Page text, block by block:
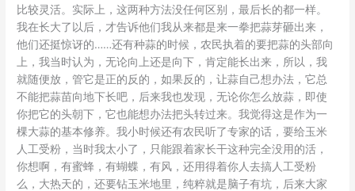
比较灵活。实际上，这两种方法没任何区别，最后长的都一样。
我在长大了以后，才告诉他们我从来都是来一拳把蒜芽砸出来，
他们还挺惊讶的……还有种蒜的时候，农民执着的要把蒜的头部向
上，我当时认为，无论向上还是向下，肯定能长出来，所以，我
就随便放，管它是正的反的，如果反的，让蒜自己想办法，它总
不能把蒜苗向地下长吧，后来我也发现，无论你怎么放蒜，即使
你把它的头朝下，它也能想办法把头转过来。我觉得这是作为一
棵大蒜的基本修养。我小时候还有农民听了专家的话，要给玉米
人工受粉，当时我太小了，只能跟着家长干这种完全没用的活，
你想啊，有蜜蜂，有蝴蝶，有风，还用得着你人去搞人工受粉
么，大热天的，还要钻玉米地里，纯粹就是脑子有坑，后来大家